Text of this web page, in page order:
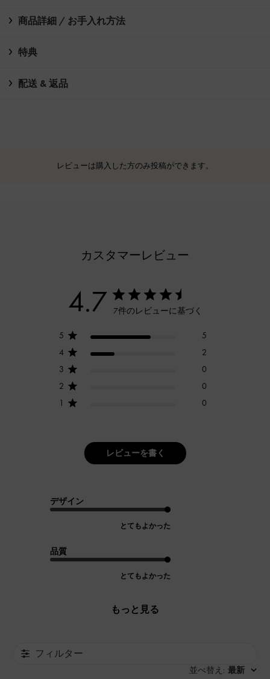
商品詳細 / お手入れ方法
特典
配送 & 返品
レビューは購入した方のみ投稿ができます。
カスタマーレビュー
4.7 7件のレビューに基づく
5
5
4
2
3
0
2
0
1
0
レビューを書く
デザイン
とてもよかった
品質
とてもよかった
もっと見る
フィルター
並べ替え : 最新